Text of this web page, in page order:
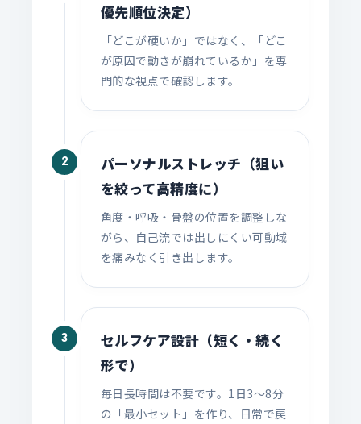
優先順位決定）
「どこが硬いか」ではなく、「どこ
が原因で動きが崩れているか」を専
門的な視点で確認します。
2
パーソナルストレッチ（狙い
を絞って高精度に）
角度・呼吸・骨盤の位置を調整しな
がら、自己流では出しにくい可動域
を痛みなく引き出します。
3
セルフケア設計（短く・続く
形で）
毎日長時間は不要です。1日3〜8分
の「最小セット」を作り、日常で戻